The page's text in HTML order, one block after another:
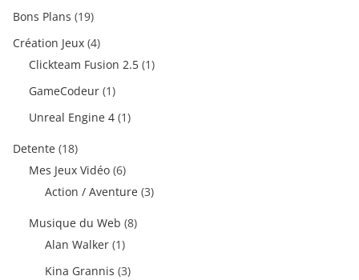
Bons Plans (19)
Création Jeux (4)
Clickteam Fusion 2.5 (1)
GameCodeur (1)
Unreal Engine 4 (1)
Detente (18)
Mes Jeux Vidéo (6)
Action / Aventure (3)
Musique du Web (8)
Alan Walker (1)
Kina Grannis (3)